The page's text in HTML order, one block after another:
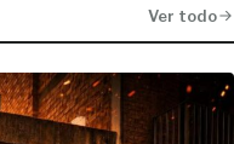
Ver todo